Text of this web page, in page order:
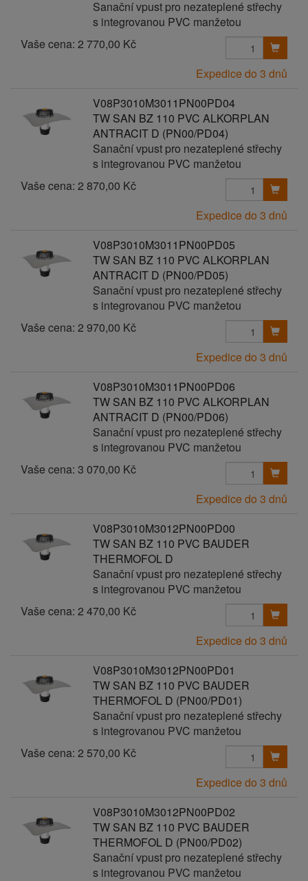
Sanační vpust pro nezateplené střechy
s integrovanou PVC manžetou
Vaše cena: 2 770,00 Kč
Expedice do 3 dnů
V08P3010M3011PN00PD04
TW SAN BZ 110 PVC ALKORPLAN
ANTRACIT D (PN00/PD04)
Sanační vpust pro nezateplené střechy
s integrovanou PVC manžetou
Vaše cena: 2 870,00 Kč
Expedice do 3 dnů
V08P3010M3011PN00PD05
TW SAN BZ 110 PVC ALKORPLAN
ANTRACIT D (PN00/PD05)
Sanační vpust pro nezateplené střechy
s integrovanou PVC manžetou
Vaše cena: 2 970,00 Kč
Expedice do 3 dnů
V08P3010M3011PN00PD06
TW SAN BZ 110 PVC ALKORPLAN
ANTRACIT D (PN00/PD06)
Sanační vpust pro nezateplené střechy
s integrovanou PVC manžetou
Vaše cena: 3 070,00 Kč
Expedice do 3 dnů
V08P3010M3012PN00PD00
TW SAN BZ 110 PVC BAUDER
THERMOFOL D
Sanační vpust pro nezateplené střechy
s integrovanou PVC manžetou
Vaše cena: 2 470,00 Kč
Expedice do 3 dnů
V08P3010M3012PN00PD01
TW SAN BZ 110 PVC BAUDER
THERMOFOL D (PN00/PD01)
Sanační vpust pro nezateplené střechy
s integrovanou PVC manžetou
Vaše cena: 2 570,00 Kč
Expedice do 3 dnů
V08P3010M3012PN00PD02
TW SAN BZ 110 PVC BAUDER
THERMOFOL D (PN00/PD02)
Sanační vpust pro nezateplené střechy
s integrovanou PVC manžetou